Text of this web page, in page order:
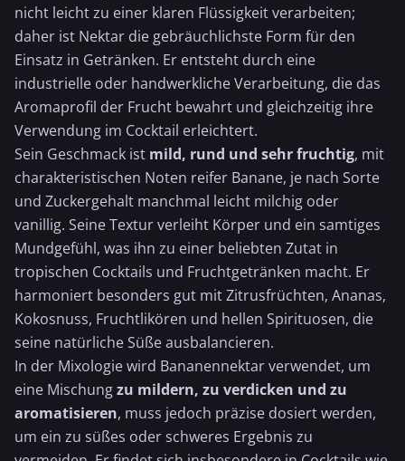
nicht leicht zu einer klaren Flüssigkeit verarbeiten;
daher ist Nektar die gebräuchlichste Form für den
Einsatz in Getränken. Er entsteht durch eine
industrielle oder handwerkliche Verarbeitung, die das
Aromaprofil der Frucht bewahrt und gleichzeitig ihre
Verwendung im Cocktail erleichtert.
Sein Geschmack ist mild, rund und sehr fruchtig, mit
charakteristischen Noten reifer Banane, je nach Sorte
und Zuckergehalt manchmal leicht milchig oder
vanillig. Seine Textur verleiht Körper und ein samtiges
Mundgefühl, was ihn zu einer beliebten Zutat in
tropischen Cocktails und Fruchtgetränken macht. Er
harmoniert besonders gut mit Zitrusfrüchten, Ananas,
Kokosnuss, Fruchtlikören und hellen Spirituosen, die
seine natürliche Süße ausbalancieren.
In der Mixologie wird Bananennektar verwendet, um
eine Mischungzu mildern, zu verdicken und zu
aromatisieren, muss jedoch präzise dosiert werden,
um ein zu süßes oder schweres Ergebnis zu